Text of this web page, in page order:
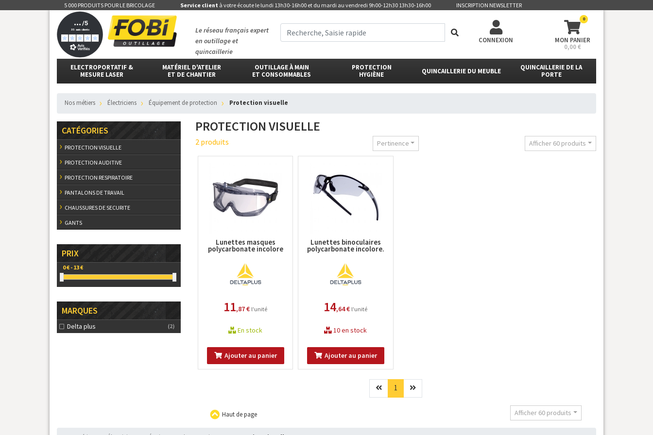
5 000 PRODUITS POUR LE BRICOLAGE Service client à votre écoute le lundi 13h30-16h00 et du mardi au vendredi 9h00-12h30 13h30-16h00 INSCRIPTION NEWSLETTER
Le réseau français expert
en outillage et
quincaillerie
CONNEXION
0
MON PANIER
0,00 €
ELECTROPORTATIF &
MESURE LASER
MATÉRIEL D'ATELIER
ET DE CHANTIER
OUTILLAGE À MAIN
ET CONSOMMABLES
PROTECTION
HYGIÈNE
QUINCAILLERIE DU MEUBLE
QUINCAILLERIE DE LA
PORTE
nos métiers électriciens équipement de protection protection visuelle
CATÉGORIES
PROTECTION VISUELLE
PROTECTION AUDITIVE
PROTECTION RESPIRATOIRE
PANTALONS DE TRAVAIL
CHAUSSURES DE SECURITE
GANTS
PRIX
MARQUES
Delta plus (2)
PROTECTION VISUELLE
2 produits Pertinence Afficher 60 produits
Lunettes masques
polycarbonate incolore
11,87 € l'unité
En stock
Ajouter au panier
Lunettes binoculaires
polycarbonate incolore.
14,64 € l'unité
10 en stock
Ajouter au panier
Précédent
1 (current)Suivant
Haut de page Afficher 60 produits